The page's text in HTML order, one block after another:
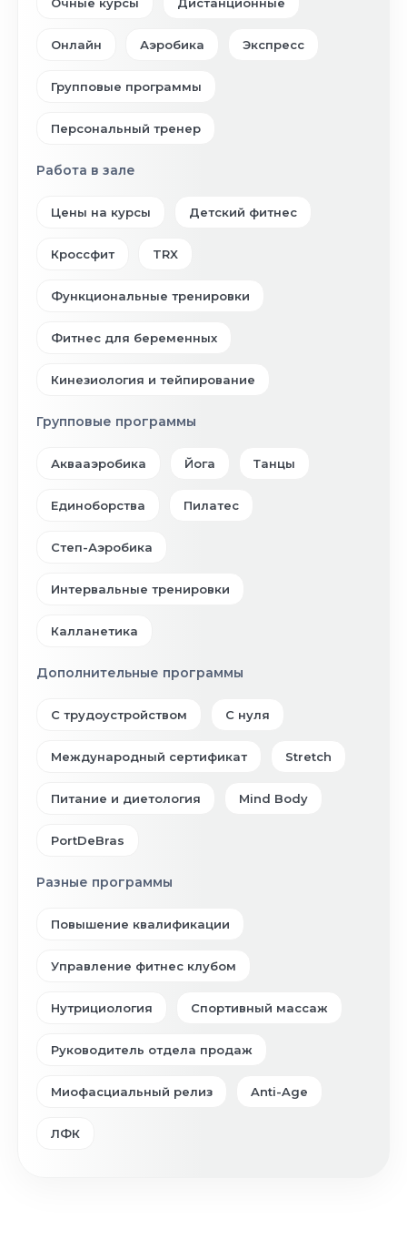
Онлайн Аэробика Экспресс
Групповые программы
Персональный тренер
Работа в зале
Цены на курсы Детский фитнес
Кроссфит TRX
Функциональные тренировки
Фитнес для беременных
Кинезиология и тейпирование
Групповые программы
Аквааэробика Йога Танцы
Единоборства Пилатес
Степ-Аэробика
Интервальные тренировки
Калланетика
Дополнительные программы
С трудоустройством С нуля
Международный сертификат Stretch
Питание и диетология Mind Body
PortDeBras
Разные программы
Повышение квалификации
Управление фитнес клубом
Нутрициология Спортивный массаж
Руководитель отдела продаж
Миофасциальный релиз Anti-Age
ЛФК